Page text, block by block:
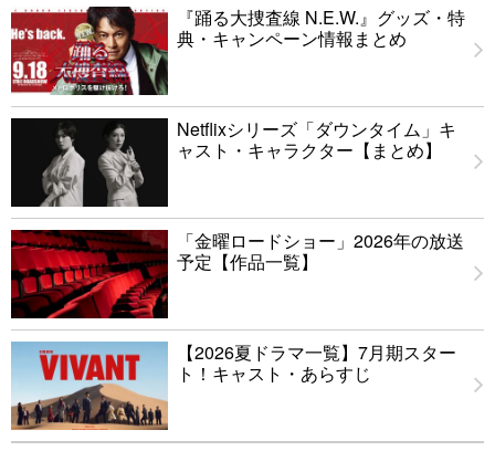
『踊る大捜査線 N.E.W.』グッズ・特
典・キャンペーン情報まとめ
Netflixシリーズ「ダウンタイム」キ
ャスト・キャラクター【まとめ】
「金曜ロードショー」2026年の放送
予定【作品一覧】
【2026夏ドラマ一覧】7月期スター
ト！キャスト・あらすじ